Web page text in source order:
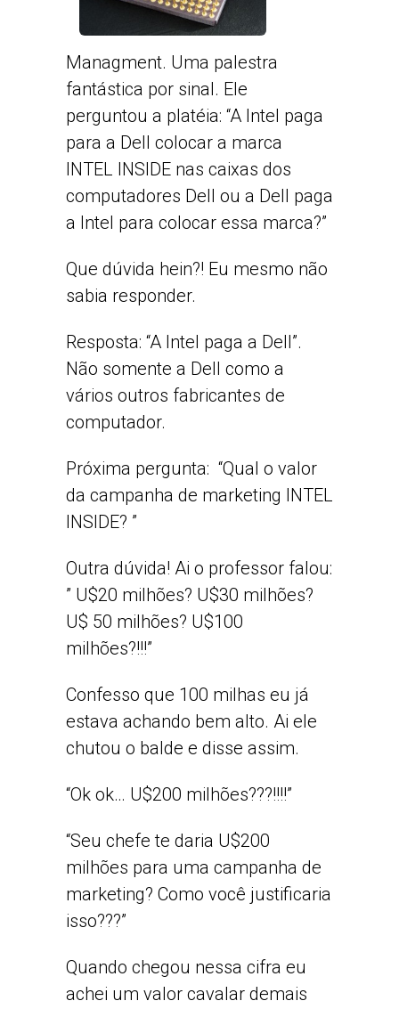
Managment. Uma palestra
fantástica por sinal. Ele
perguntou a platéia: “A Intel paga
para a Dell colocar a marca
INTEL INSIDE nas caixas dos
computadores Dell ou a Dell paga
a Intel para colocar essa marca?”
Que dúvida hein?! Eu mesmo não
sabia responder.
Resposta: “A Intel paga a Dell”.
Não somente a Dell como a
vários outros fabricantes de
computador.
Próxima pergunta: “Qual o valor
da campanha de marketing INTEL
INSIDE? ”
Outra dúvida! Ai o professor falou:
” U$20 milhões? U$30 milhões?
U$ 50 milhões? U$100
milhões?!!!”
Confesso que 100 milhas eu já
estava achando bem alto. Ai ele
chutou o balde e disse assim.
“Ok ok… U$200 milhões???!!!!”
“Seu chefe te daria U$200
milhões para uma campanha de
marketing? Como você justificaria
isso???”
Quando chegou nessa cifra eu
achei um valor cavalar demais